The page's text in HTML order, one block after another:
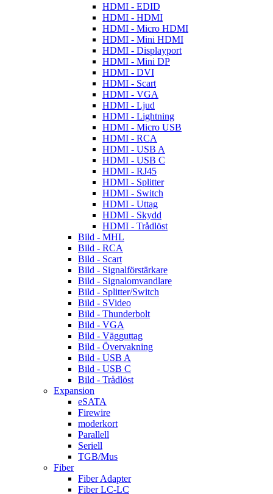
HDMI - EDID
HDMI - HDMI
HDMI - Micro HDMI
HDMI - Mini HDMI
HDMI - Displayport
HDMI - Mini DP
HDMI - DVI
HDMI - Scart
HDMI - VGA
HDMI - Ljud
HDMI - Lightning
HDMI - Micro USB
HDMI - RCA
HDMI - USB A
HDMI - USB C
HDMI - RJ45
HDMI - Splitter
HDMI - Switch
HDMI - Uttag
HDMI - Skydd
HDMI - Trådlöst
Bild - MHL
Bild - RCA
Bild - Scart
Bild - Signalförstärkare
Bild - Signalomvandlare
Bild - Splitter/Switch
Bild - SVideo
Bild - Thunderbolt
Bild - VGA
Bild - Vägguttag
Bild - Övervakning
Bild - USB A
Bild - USB C
Bild - Trådlöst
Expansion
eSATA
Firewire
moderkort
Parallell
Seriell
TGB/Mus
Fiber
Fiber Adapter
Fiber LC-LC